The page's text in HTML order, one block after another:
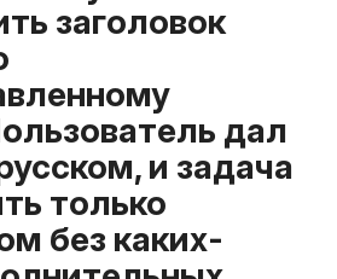
заголовок
дал
и задача
только
без каких-